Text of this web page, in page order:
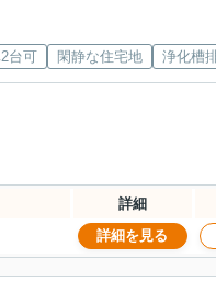
台可 閑静な住宅地 浄化槽
詳細
詳細を見る